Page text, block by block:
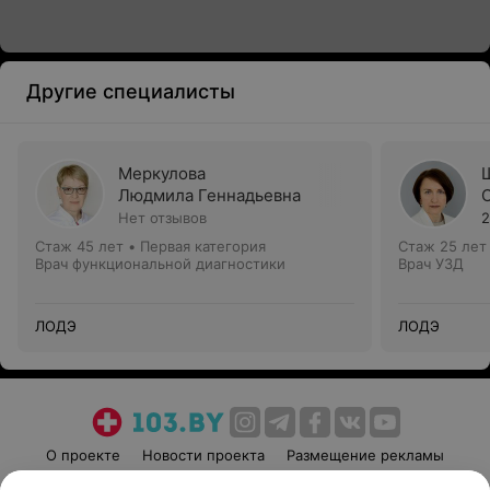
Другие специалисты
Меркулова
Людмила Геннадьевна
Нет отзывов
Стаж 45 лет • Первая категория
Врач функциональной диагностики
ЛОДЭ
Стаж 25 лет
Врач УЗД
ЛОДЭ
О проекте Новости проекта
Размещение рекламы